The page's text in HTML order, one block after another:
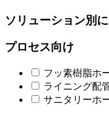
ソリューション別
プロセス向け
フッ素樹脂ホ
ライニング配
サニタリーホ